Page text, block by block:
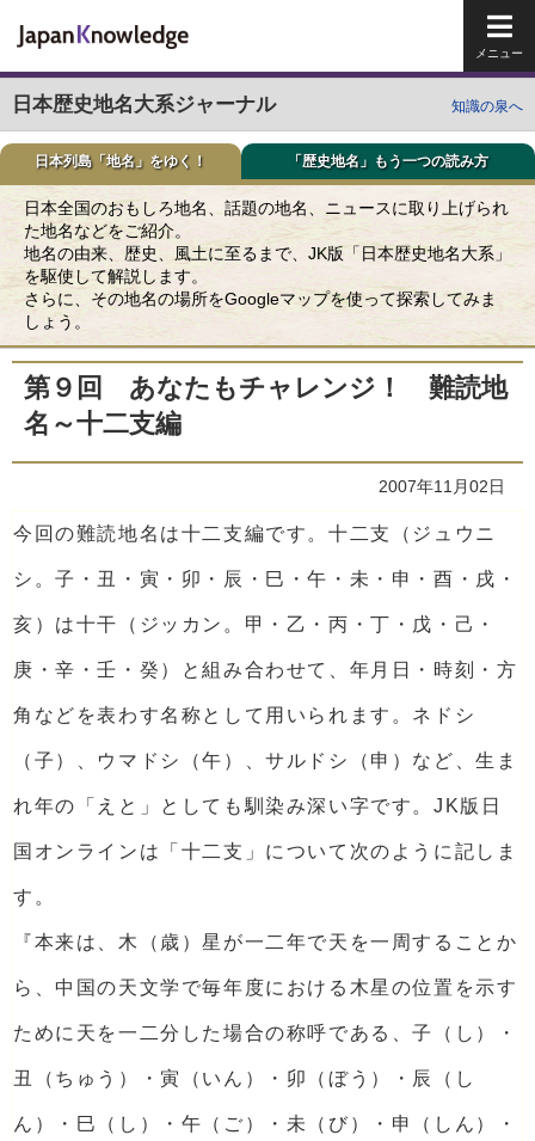
日本歴史地名大系ジャーナル 知識の泉へ
日本列島「地名」をゆく！ 「歴史地名」もう一つの読み方
日本全国のおもしろ地名、話題の地名、ニュースに取り上げられ
た地名などをご紹介。
地名の由来、歴史、風土に至るまで、JK版「日本歴史地名大系」
を駆使して解説します。
さらに、その地名の場所をGoogleマップを使って探索してみま
しょう。
第９回 あなたもチャレンジ！ 難読地
名～十二支編
2007年11月02日
今回の難読地名は十二支編です。十二支（ジュウニ
シ。子・丑・寅・卯・辰・巳・午・未・申・酉・戌・
亥）は十干（ジッカン。甲・乙・丙・丁・戊・己・
庚・辛・壬・癸）と組み合わせて、年月日・時刻・方
角などを表わす名称として用いられます。ネドシ
（子）、ウマドシ（午）、サルドシ（申）など、生ま
れ年の「えと」としても馴染み深い字です。JK版日
国オンラインは「十二支」について次のように記しま
す。
『本来は、木（歳）星が一二年で天を一周することか
ら、中国の天文学で毎年度における木星の位置を示す
ために天を一二分した場合の称呼である、子（し）・
丑（ちゅう）・寅（いん）・卯（ぼう）・辰（し
ん）・巳（し）・午（ご）・未（び）・申（しん）・